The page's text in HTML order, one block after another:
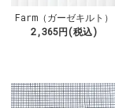
Farm（ガーゼキルト）
2,365円(税込)